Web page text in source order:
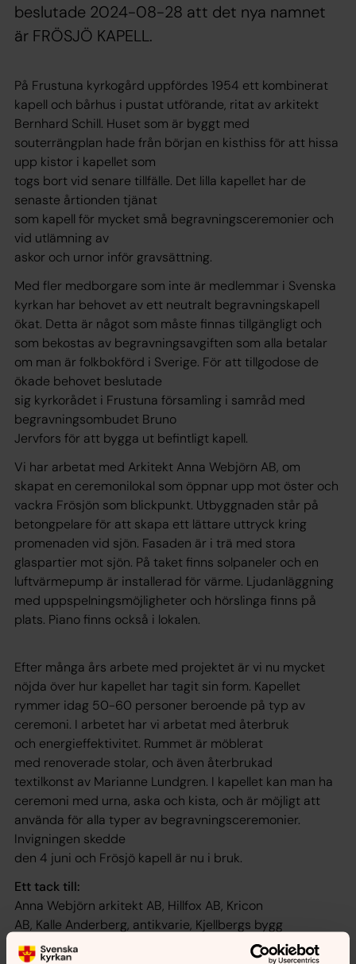
beslutade 2024-08-28 att det nya namnet
är FRÖSJÖ KAPELL.
På Frustuna kyrkogård uppfördes 1954 ett kombinerat
kapell och bårhus i pustat utförande, ritat av arkitekt
Bernhard Schill. Huset som är byggt med
souterrängplan hade från början en kisthiss för att hissa
upp kistor i kapellet som
togs bort vid senare tillfälle. Det lilla kapellet har de
senaste årtionden tjänat
som kapell för mycket små begravningsceremonier och
vid utlämning av
askor och urnor inför gravsättning.
Med fler medborgare som inte är medlemmar i Svenska
kyrkan har behovet av ett neutralt begravningskapell
ökat. Detta är något som måste finnas tillgängligt och
som bekostas av begravningsavgiften som alla betalar
om man är folkbokförd i Sverige. För att tillgodose de
ökade behovet beslutade
sig kyrkorådet i Frustuna församling i samråd med
begravningsombudet Bruno
Jervfors för att bygga ut befintligt kapell.
Vi har arbetat med Arkitekt Anna Webjörn AB, om
skapat en ceremonilokal som öppnar upp mot öster och
vackra Frösjön som blickpunkt. Utbyggnaden står på
betongpelare för att skapa ett lättare uttryck kring
promenaden vid sjön. Fasaden är i trä med stora
glaspartier mot sjön. På taket finns solpaneler och en
luftvärmepump är installerad för värme. Ljudanläggning
med uppspelningsmöjligheter och hörslinga finns på
plats. Piano finns också i lokalen.
Efter många års arbete med projektet är vi nu mycket
nöjda över hur kapellet har tagit sin form. Kapellet
rymmer idag 50-60 personer beroende på typ av
ceremoni. I arbetet har vi arbetat med återbruk
och energieffektivitet. Rummet är möblerat
med renoverade stolar, och även återbrukad
textilkonst av Marianne Lundgren. I kapellet kan man ha
ceremoni med urna, aska och kista, och är möjligt att
använda för alla typer av begravningsceremonier.
Invigningen skedde
den 4 juni och Frösjö kapell är nu i bruk.
Ett tack till:
Anna Webjörn arkitekt AB, Hillfox AB, Kricon
AB, Kalle Anderberg, antikvarie, Kjellbergs bygg
AB, Götene Ljud AB, JB Alarmsystem AB, Jeff